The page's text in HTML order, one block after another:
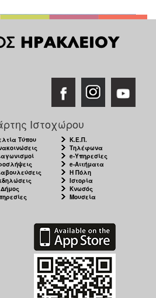
Ιστοχώρου
Τύπου
Κ.Ε.Π.
Τηλέφωνα
e-Υπηρεσίες
e-Αιτήματα
Η Πόλη
Ιστορία
Κνωσός
Μουσεία